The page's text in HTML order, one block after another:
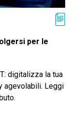
per le
digitalizza la tua
agevolabili. Leggi